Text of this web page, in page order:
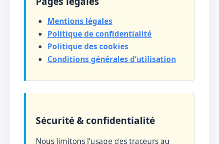
Mentions légales
Politique de confidentialité
Politique des cookies
Conditions générales d’utilisation
Sécurité & confidentialité
Nous limitons l’usage des traceurs au